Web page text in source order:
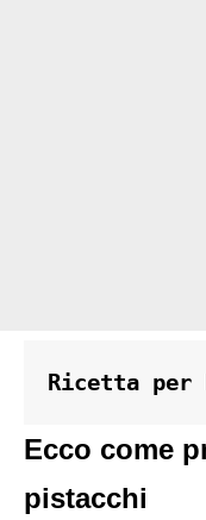
Ricetta per
Ecco come
pistacchi